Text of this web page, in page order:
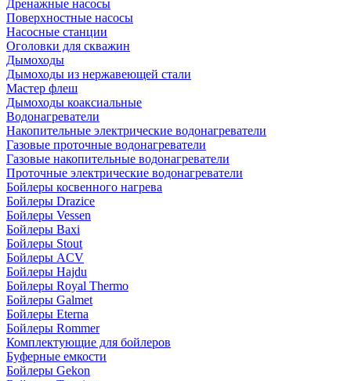
Дренажные насосы
Поверхностные насосы
Насосные станции
Оголовки для скважин
Дымоходы
Дымоходы из нержавеющей стали
Мастер флеш
Дымоходы коаксиальные
Водонагреватели
Накопительные электрические водонагреватели
Газовые проточные водонагреватели
Газовые накопительные водонагреватели
Проточные электрические водонагреватели
Бойлеры косвенного нагрева
Бойлеры Drazice
Бойлеры Vessen
Бойлеры Baxi
Бойлеры Stout
Бойлеры ACV
Бойлеры Hajdu
Бойлеры Royal Thermo
Бойлеры Galmet
Бойлеры Eterna
Бойлеры Rommer
Комплектующие для бойлеров
Буферные емкости
Бойлеры Gekon